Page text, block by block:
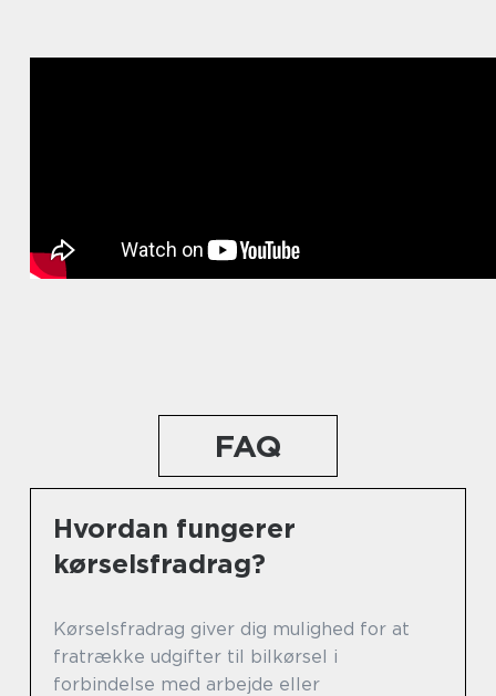
FAQ
Hvordan fungerer
kørselsfradrag?
Kørselsfradrag giver dig mulighed for at
fratrække udgifter til bilkørsel i
forbindelse med arbejde eller